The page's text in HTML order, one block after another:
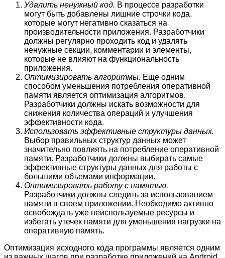
Удалить ненужный код. В процессе разработки
могут быть добавлены лишние строчки кода,
которые могут негативно сказаться на
производительности приложения. Разработчики
должны регулярно проходить код и удалять
ненужные секции, комментарии и элементы,
которые не влияют на функциональность
приложения.
Оптимизировать алгоритмы. Еще одним
способом уменьшения потребления оперативной
памяти является оптимизация алгоритмов.
Разработчики должны искать возможности для
снижения количества операций и улучшения
эффективности кода.
Использовать эффективные структуры данных.
Выбор правильных структур данных может
значительно повлиять на потребление оперативной
памяти. Разработчики должны выбирать самые
эффективные структуры данных для работы с
большими объемами информации.
Оптимизировать работу с памятью.
Разработчики должны следить за использованием
памяти в своем приложении. Необходимо активно
освобождать уже неиспользуемые ресурсы и
избегать утечек памяти для уменьшения нагрузки на
оперативную память.
Оптимизация исходного кода программы является одним